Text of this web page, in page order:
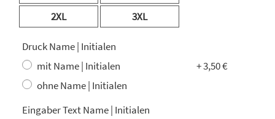
2XL
3XL
Druck Name | Initialen
mit Name | Initialen
+ 3,50 €
ohne Name | Initialen
Eingaber Text Name | Initialen